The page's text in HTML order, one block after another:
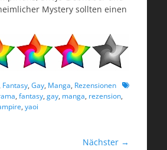
Mystery sollten einen
Fantasy, Gay, Manga, Rezensionen Schlagworte
, fantasy, gay, manga, rezension,
, yaoi
Nächster →